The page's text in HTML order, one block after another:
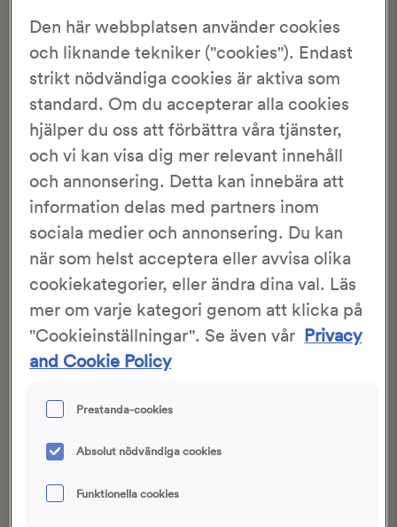
Lemoncurd
15 min
Kimchiröra à la Risberg
10 min
Den här webbplatsen använder cookies
och liknande tekniker ("cookies"). Endast
strikt nödvändiga cookies är aktiva som
standard. Om du accepterar alla cookies
hjälper du oss att förbättra våra tjänster,
och vi kan visa dig mer relevant innehåll
och annonsering. Detta kan innebära att
information delas med partners inom
sociala medier och annonsering. Du kan
när som helst acceptera eller avvisa olika
cookiekategorier, eller ändra dina val. Läs
mer om varje kategori genom att klicka på
"Cookieinställningar". Se även vår Privacy
and Cookie Policy
Prestanda-cookies
Absolut nödvändiga cookies
Funktionella cookies